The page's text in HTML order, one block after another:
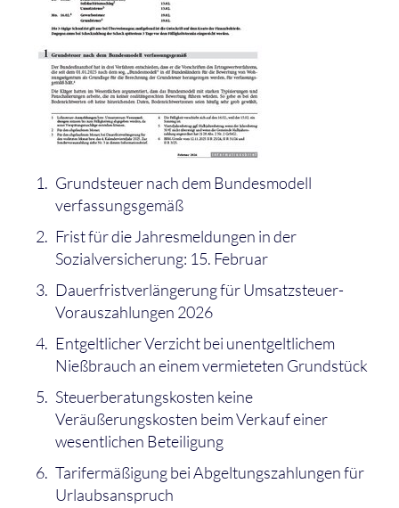
Grundsteuer nach dem Bundesmodell
verfassungsgemäß
Frist für die Jahresmeldungen in der
Sozialversicherung: 15. Februar
Dauerfristverlängerung für Umsatzsteuer-
Vorauszahlungen 2026
Entgeltlicher Verzicht bei unentgeltlichem
Nießbrauch an einem vermieteten Grundstück
Steuerberatungskosten keine
Veräußerungskosten beim Verkauf einer
wesentlichen Beteiligung
Tarifermäßigung bei Abgeltungszahlungen für
Urlaubsanspruch